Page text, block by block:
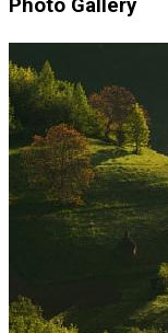
Photo Gallery